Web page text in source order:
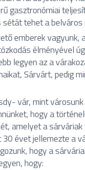
gasztronómiai
tehet a
emberek
élményével
legyen az a
Sárvárt, pedig
vár, mint
hogy a
amelyet a
évet jellemezte a
hogy a
hogy: